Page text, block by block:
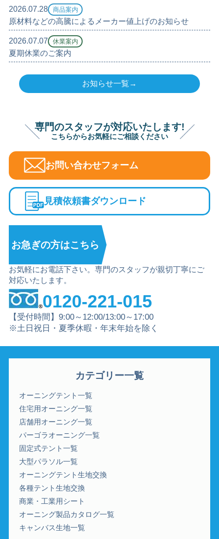
2026.07.28 商品案内
原材料などの高騰によるメーカー値上げのお知らせ
2026.07.07 休業案内
夏期休業のご案内
お知らせ一覧→
専門のスタッフが対応いたします!
こちらからお気軽にご相談ください
お問い合わせフォーム
見積依頼書ダウンロード
お急ぎの方はこちら
お気軽にお電話下さい。専門のスタッフが親切丁寧にご
対応いたします。
0120-221-015
【受付時間】9:00～12:00/13:00～17:00
※土日祝日・夏季休暇・年末年始を除く
カテゴリー一覧
オーニングテント一覧
住宅用オーニング一覧
店舗用オーニング一覧
パーゴラオーニング一覧
固定式テント一覧
大型パラソル一覧
オーニングテント生地交換
各種テント生地交換
商業・工業用シート
オーニング製品カタログ一覧
キャンバス生地一覧